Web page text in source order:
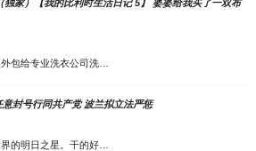
（独家）【我的比利时生活日记 5】 婆婆给我买了一双布
包给专业洗衣公司洗…
意封号行同共产党 波兰拟立法严惩
的明日之星。干的好…